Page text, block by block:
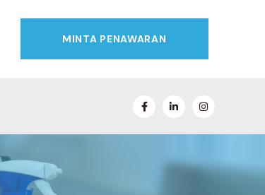
MINTA PENAWARAN